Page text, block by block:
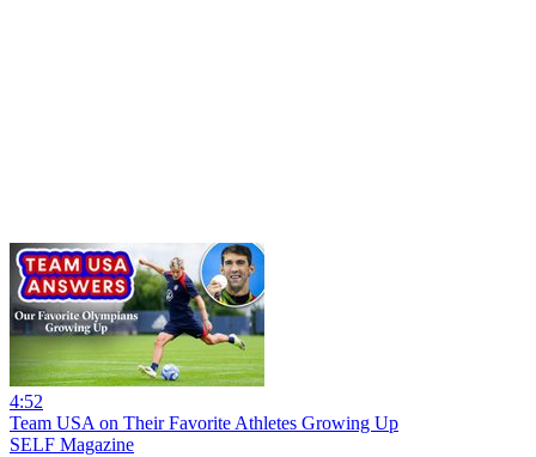
4:52
Team USA on Their Favorite Athletes Growing Up
SELF Magazine